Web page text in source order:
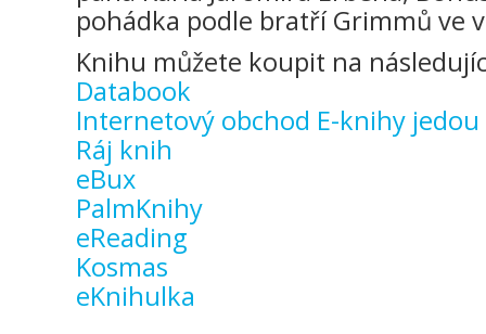
pohádka podle bratří Grimmů ve
Knihu můžete koupit na
Databook
Internetový obchod E-knihy jedou
Ráj knih
eBux
PalmKnihy
eReading
Kosmas
eKnihulka